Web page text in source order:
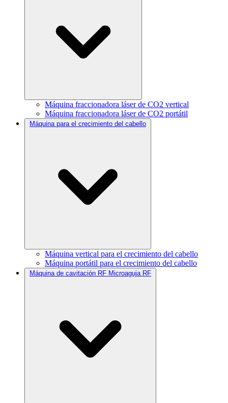
Máquina fraccionadora láser de CO2 vertical
Máquina fraccionadora láser de CO2 portátil
Máquina para el crecimiento del cabello
Máquina vertical para el crecimiento del cabello
Máquina portátil para el crecimiento del cabello
Máquina de cavitación RF Microaguja RF